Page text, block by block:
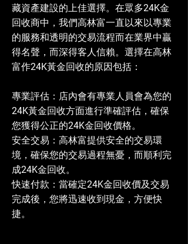
藏資產建設的上佳選擇。在眾多24K金
回收商中，我們高林富一直以來以專業
的服務和透明的交易流程而在業界中贏
得名聲，而深得客人信賴。選擇在高林
富作24K黃金回收的原因包括：
專業評估：店內會有專業人員會為您的
24K黃金回收方面進行準確評估，確保
您獲得公正的24K金回收價格。
安全交易：高林富提供安全的交易環
境，確保您的交易過程無憂，而順利完
成24K金回收。
快速付款：當確定24K金回收價及交易
完成後，您將迅速收到現金，方便快
捷。